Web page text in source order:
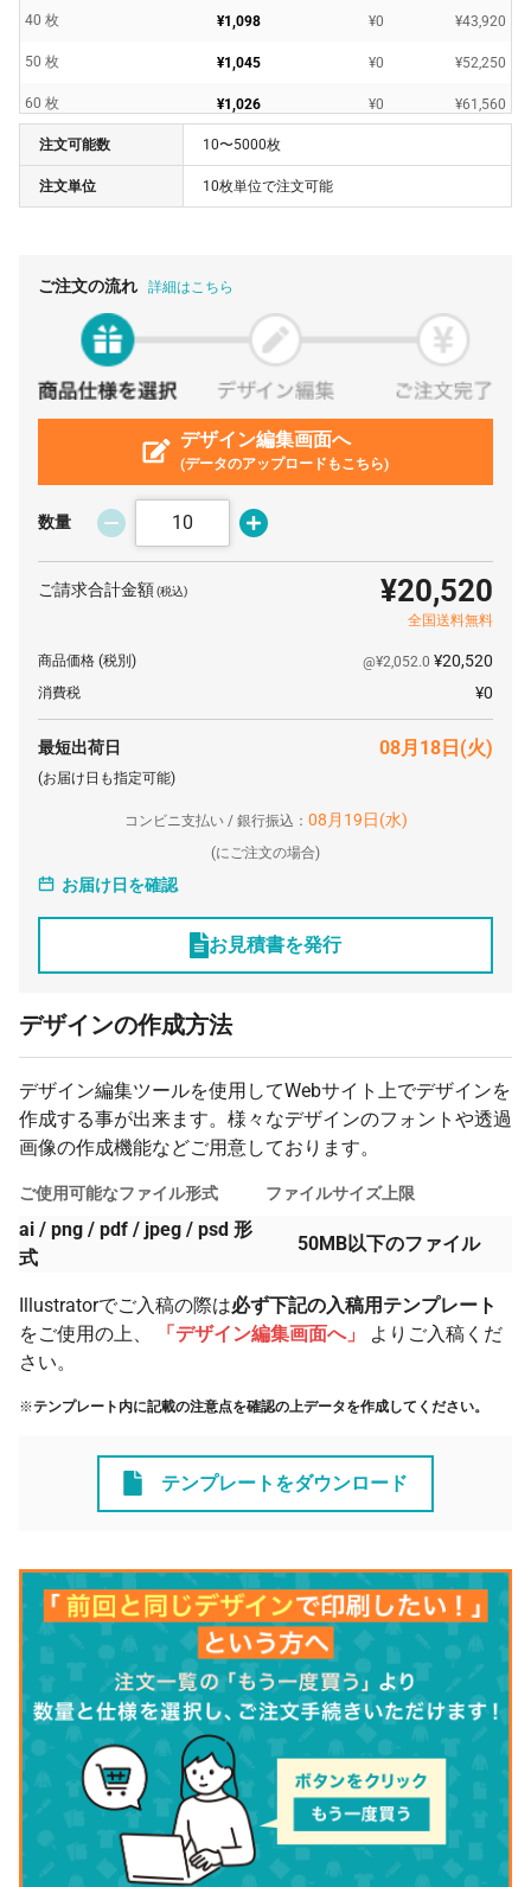
40 枚 ¥1,098 ¥0 ¥43,920
50 枚 ¥1,045 ¥0 ¥52,250
60 枚 ¥1,026 ¥0 ¥61,560
70 枚 ¥1,010
80 枚 ¥992
¥142,950
¥867 ¥173,400
250 枚 ¥866 ¥216,500
¥858
400 枚 ¥846
450 枚 ¥846 ¥0 ¥380,700
500 枚 ¥0 ¥420,000
700 枚 ¥582,400
900 枚
¥823 ¥0
¥822
2000 枚
¥796
3000 枚 ¥786 ¥0 ¥2,358,000
注文可能数 10〜5000枚
注文単位 10枚単位で注文可能
ご注文の流れ 詳細はこちら
デザイン編集画面へ
(データのアップロードもこちら)
数量
ご請求合計金額(税込) ¥20,520
全国送料無料
商品価格 (税別) @¥2,052.0 ¥20,520
消費税 ¥0
最短出荷日 08月18日(火)
(お届け日も指定可能)
コンビニ支払い / 銀行振込： 08月19日(水)
(にご注文の場合)
お届け日を確認
お見積書を発行
デザインの作成方法
デザイン編集ツールを使用してWebサイト上でデザインを
作成する事が出来ます。様々なデザインのフォントや透過
画像の作成機能などご用意しております。
ご使用可能なファイル形式
ai / png / pdf / jpeg / psd 形
式
ファイルサイズ上限
50MB以下のファイル
Illustratorでご入稿の際は必ず下記の入稿用テンプレート
をご使用の上、
「デザイン編集画面へ」
よりご入稿くだ
さい。
※テンプレート内に記載の注意点を確認の上データを作成してください。
テンプレートをダウンロード